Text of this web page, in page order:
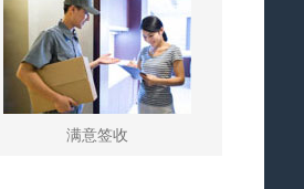
满意签收